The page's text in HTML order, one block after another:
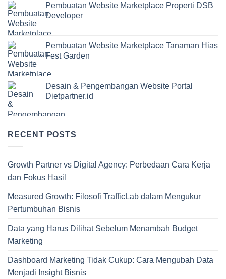
Pembuatan Website Marketplace Properti DSB
Developer
Pembuatan Website Marketplace Tanaman Hias
Fest Garden
Desain & Pengembangan Website Portal
Dietpartner.id
RECENT POSTS
Growth Partner vs Digital Agency: Perbedaan Cara Kerja
dan Fokus Hasil
Measured Growth: Filosofi TrafficLab dalam Mengukur
Pertumbuhan Bisnis
Data yang Harus Dilihat Sebelum Menambah Budget
Marketing
Dashboard Marketing Tidak Cukup: Cara Mengubah Data
Menjadi Insight Bisnis